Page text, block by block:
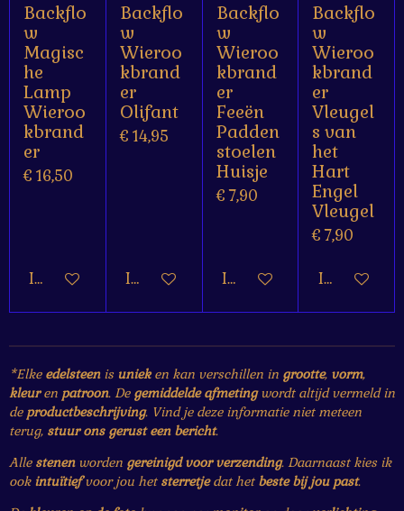
Backflo
w
Magisc
he
Lamp
Wieroo
kbrand
er
€ 16,50
In winkelwagen
Backflo
w
Wieroo
kbrand
er
Olifant
€ 14,95
In winkelwagen
Backflo
w
Wieroo
kbrand
er
Feeën
Padden
stoelen
Huisje
€ 7,90
In winkelwagen
Backflo
w
Wieroo
kbrand
er
Vleugel
s van
het
Hart
Engel
Vleugel
€ 7,90
In
*Elke edelsteenis unieken kan verschillen in grootte, vorm,
kleuren patroon. De gemiddelde afmetingwordt altijd vermeld in
de productbeschrijving. Vind je deze informatie niet meteen
terug, stuur ons gerust een bericht.
Alle stenenworden gereinigd voor verzending. Daarnaast kies ik
ook intuïtiefvoor jou het sterretjedat het beste bij jou past.